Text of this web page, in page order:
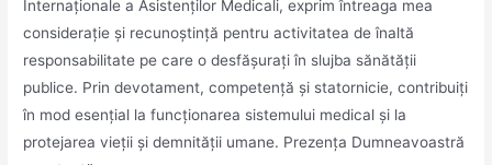
Internaționale a Asistenților Medicali, exprim întreaga mea
considerație și recunoștință pentru activitatea de înaltă
responsabilitate pe care o desfășurați în slujba sănătății
publice. Prin devotament, competență și statornicie, contribuiți
în mod esențial la funcționarea sistemului medical și la
protejarea vieții și demnității umane. Prezența Dumneavoastră